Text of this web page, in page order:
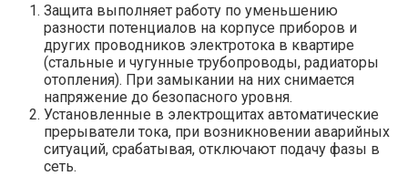
Защита выполняет работу по уменьшению
разности потенциалов на корпусе приборов и
других проводников электротока в квартире
(стальные и чугунные трубопроводы, радиаторы
отопления). При замыкании на них снимается
напряжение до безопасного уровня.
Установленные в электрощитах автоматические
прерыватели тока, при возникновении аварийных
ситуаций, срабатывая, отключают подачу фазы в
сеть.